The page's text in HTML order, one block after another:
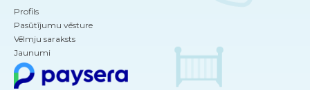
Profils
Pasūtījumu vēsture
Vēlmju saraksts
Jaunumi